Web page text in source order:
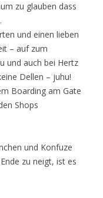
zu glauben dass
und einen lieben
– auf zum
und auch bei Hertz
Dellen – juhu!
Boarding am Gate
Shops
und Konfuze
zu neigt, ist es